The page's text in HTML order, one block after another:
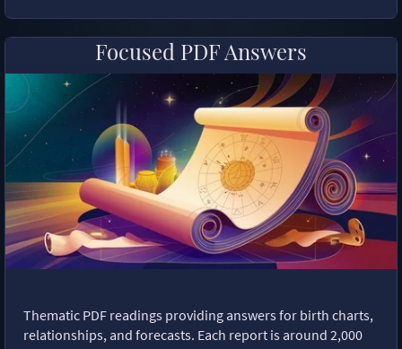
Focused PDF Answers
Thematic PDF readings providing answers for birth charts,
relationships, and forecasts. Each report is around 2,000